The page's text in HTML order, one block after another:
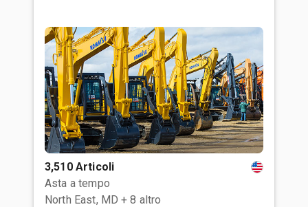
3,510 Articoli
Asta a tempo
North East, MD + 8 altro